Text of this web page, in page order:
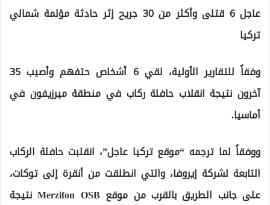
عاجل 6 قتلى وأكثر من 30 جريح إثر حادثة مؤلمة شمالي
تركيا
وفقاً للتقارير الأولية، لقي 6 أشخاص حتفهم وأصيب 35
آخرون نتيجة انقلاب حافلة ركاب في منطقة ميرزيفون في
أماسيا.
ووفقاً لما ترجمه “موقع تركيا عاجل”، انقلبت حافلة الركاب
التابعة لشركة إيروفا، والتي انطلقت من أنقرة إلى توكات،
على جانب الطريق بالقرب من موقع Merzifon OSB نتيجة